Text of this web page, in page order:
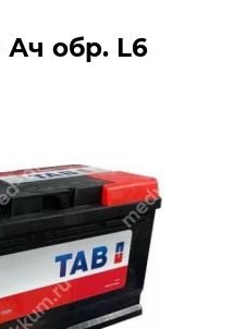
Ач обр. L6